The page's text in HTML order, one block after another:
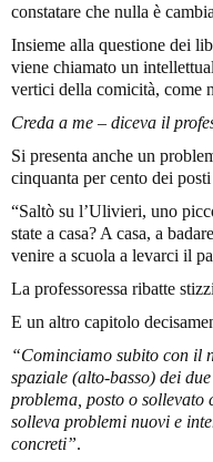
constatare che nulla è
Insieme alla questione dei
viene chiamato un
vertici della comicità, come
Creda a me – diceva il
Si presenta anche un
cinquanta per cento dei
“Saltò su l’Ulivieri, uno
state a casa? A casa, a
venire a scuola a levarci il
La professoressa ribatte
E un altro capitolo
“Cominciamo subito con il
spaziale (alto-basso) dei
problema, posto o
solleva problemi nuovi e
concreti”.